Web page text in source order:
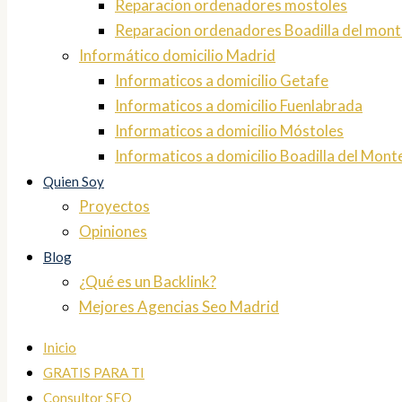
Reparacion ordenadores mostoles
Reparacion ordenadores Boadilla del
Informático domicilio Madrid
Informaticos a domicilio Getafe
Informaticos a domicilio Fuenlabrada
Informaticos a domicilio Móstoles
Informaticos a domicilio Boadilla del
Quien Soy
Proyectos
Opiniones
Blog
¿Qué es un Backlink?
Mejores Agencias Seo Madrid
Inicio
GRATIS PARA TI
Consultor SEO